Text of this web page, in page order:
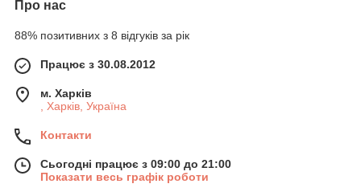
Про нас
88% позитивних з 8 відгуків за рік
Працює з 30.08.2012
м. Харків
, Харків, Україна
Контакти
Сьогодні працює з 09:00 до 21:00
Показати весь графік роботи